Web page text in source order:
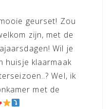
geurset! Zou
zijn, met de
Wil je
huisje klaarmaak
Wel, ik
met de